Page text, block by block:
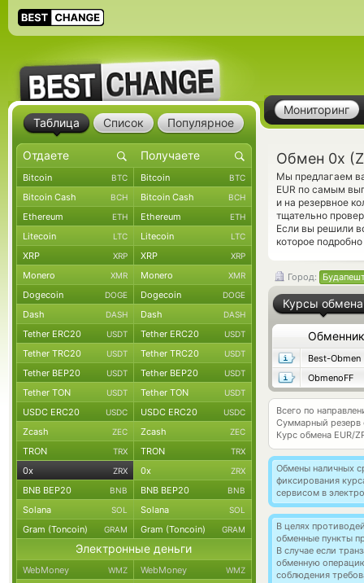
Мониторинг
Обмен 0x
Мы предлагаем
EUR по самым
и на резервное
тщательно
Если вы решили
которое
Город:
Курсы обмена
Обменник
Best-Obmen
ObmenoFF
Всего по
Суммарный резерв
Курс обмена EUR/
Обмены наличных
фиксирования
сервисом в
В целях
обменные пункты
В случае если
обменную
соблюдения
Таблица Список Популярное
Bitcoin BTC Bitcoin BTC
Bitcoin Cash BCH Bitcoin Cash BCH
Ethereum ETH Ethereum ETH
Litecoin LTC Litecoin LTC
XRP XRP XRP XRP
Monero XMR Monero XMR
Dogecoin DOGE Dogecoin DOGE
Dash DASH Dash DASH
Tether ERC20 USDT Tether ERC20 USDT
Tether TRC20 USDT Tether TRC20 USDT
Tether BEP20 USDT Tether BEP20 USDT
Tether TON USDT Tether TON USDT
USDC ERC20 USDC USDC ERC20 USDC
Zcash ZEC Zcash ZEC
TRON TRX TRON TRX
0x ZRX 0x ZRX
BNB BEP20 BNB BNB BEP20 BNB
Solana SOL Solana SOL
Gram (Toncoin) GRAM Gram (Toncoin) GRAM
Электронные деньги
WebMoney WMZ WebMoney WMZ